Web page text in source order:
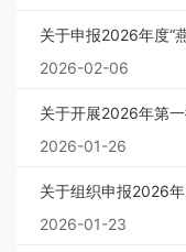
关于申报2026年度“
2026-02-06
关于开展2026年第
2026-01-26
关于组织申报2026
2026-01-23